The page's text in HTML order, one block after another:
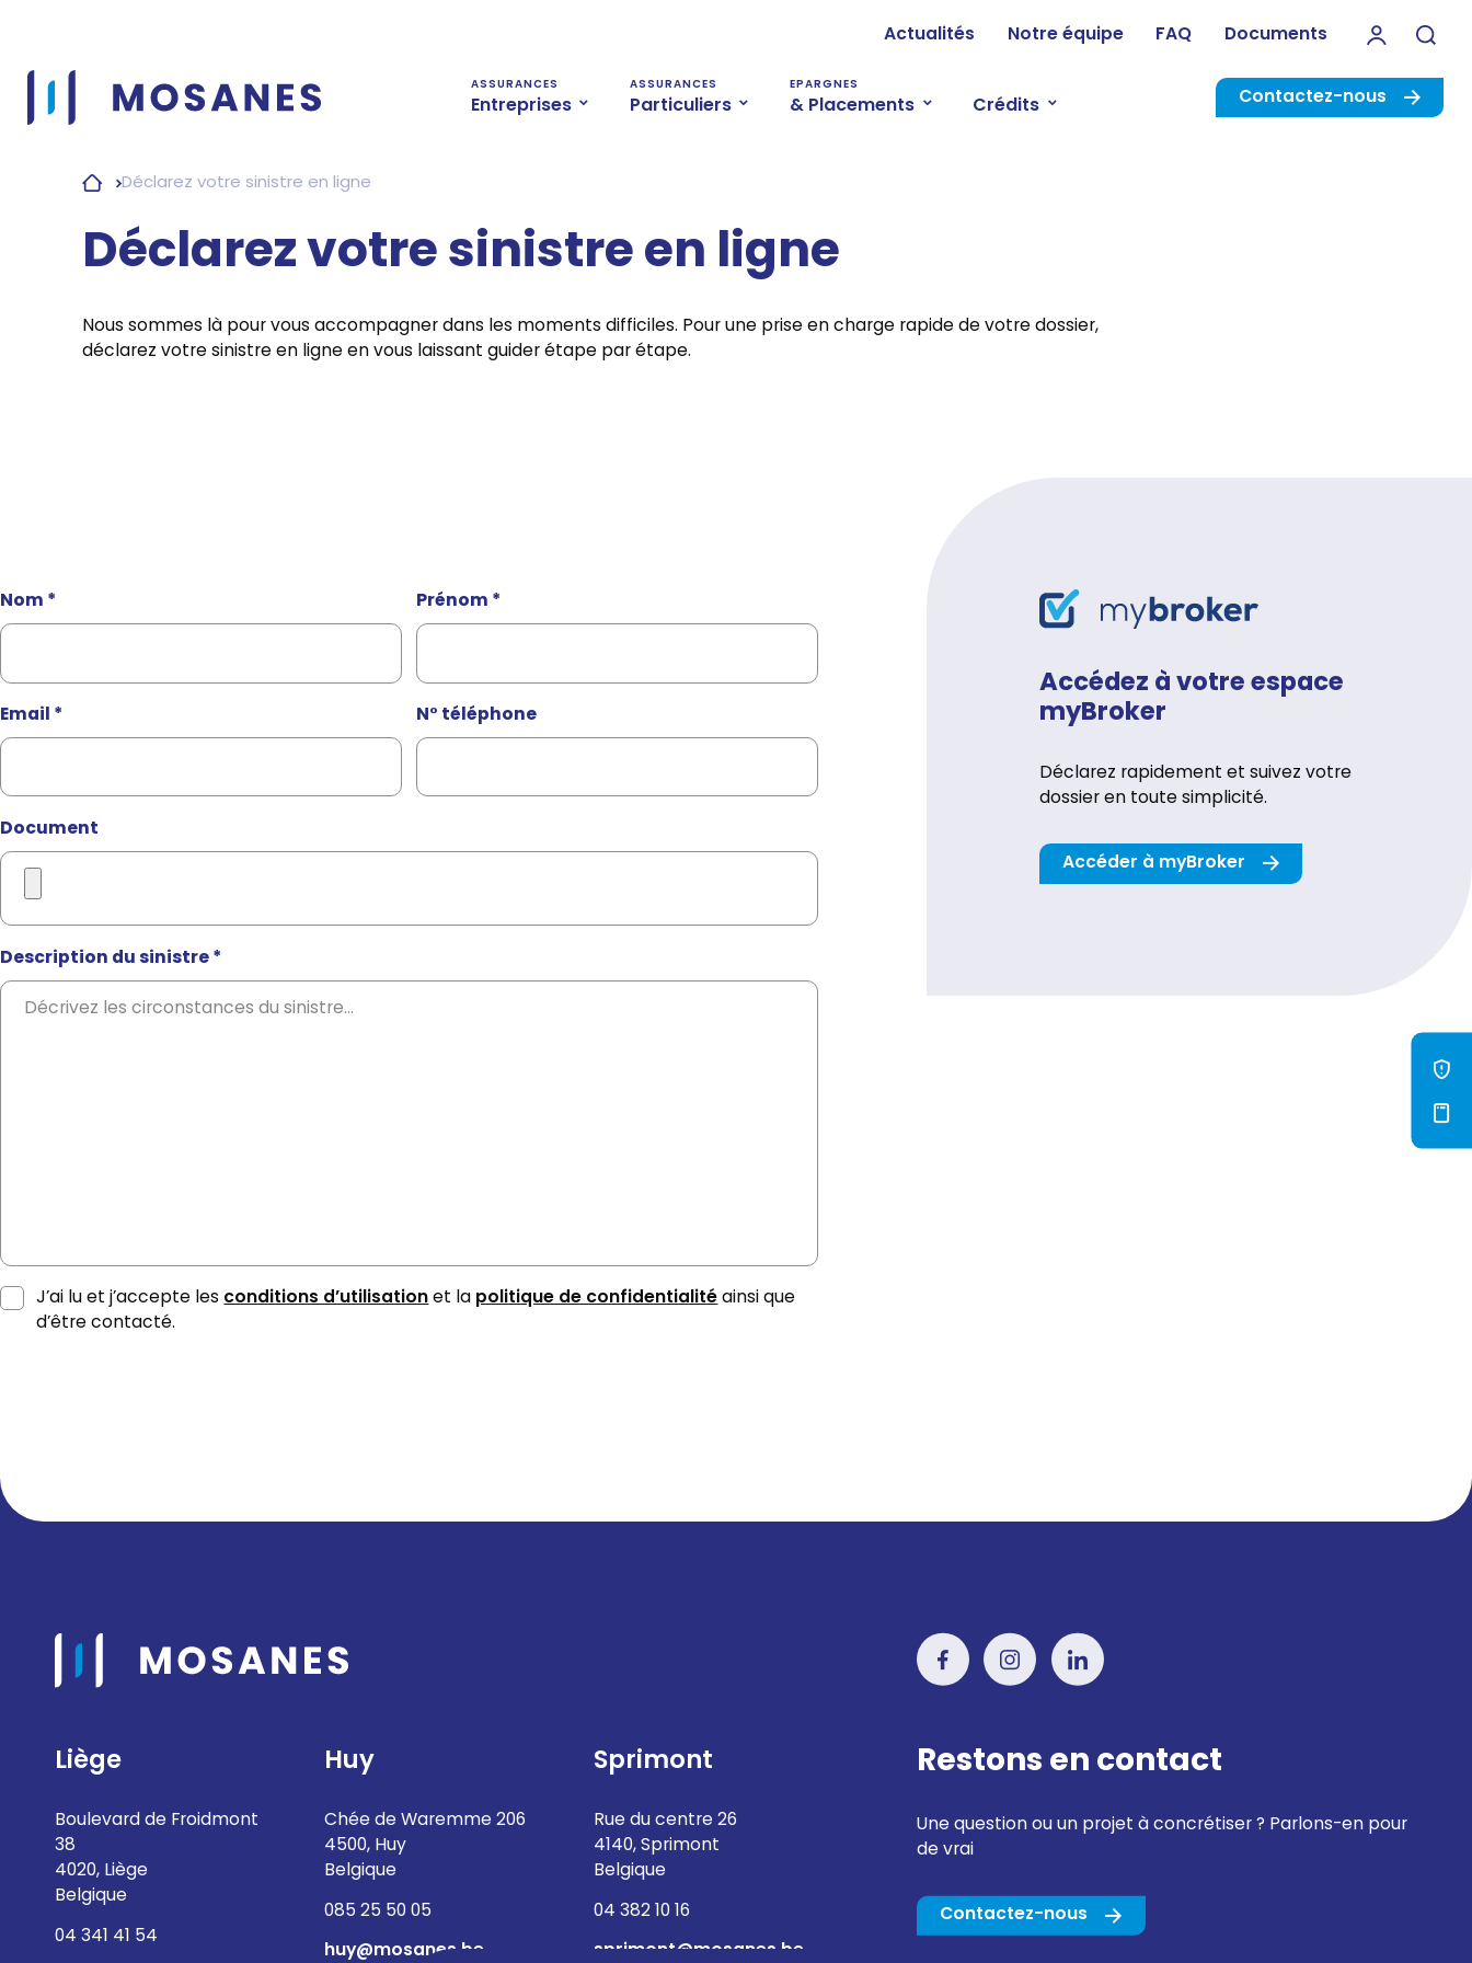
ASSURANCES
Entreprises
ASSURANCES
Particuliers
EPARGNES
& Placements Crédits Contactez-nous
Actualités Notre équipe FAQ Documents
Déclarez votre sinistre en ligne
Déclarez votre sinistre en ligne
Nous sommes là pour vous accompagner dans les moments difficiles. Pour une prise en charge rapide de votre dossier,
déclarez votre sinistre en ligne en vous laissant guider étape par étape.
Nom * Prénom *
Email * N° téléphone
Document
Description du sinistre *
J’ai lu et j’accepte lesconditions d’utilisationet lapolitique de confidentialitéainsi que
d’être contacté.
Accédez à votre espace
myBroker
Déclarez rapidement et suivez votre
dossier en toute simplicité.
Accéder à myBroker
Liège
Boulevard de Froidmont
38
4020, Liège
Belgique
04 341 41 54
Huy
Chée de Waremme 206
4500, Huy
Belgique
085 25 50 05
huy@mosanes.be
Sprimont
Rue du centre 26
4140, Sprimont
Belgique
04 382 10 16
sprimont@mosanes.be
Restons en contact
Une question ou un projet à concrétiser ? Parlons-en pour
de vrai
Contactez-nous